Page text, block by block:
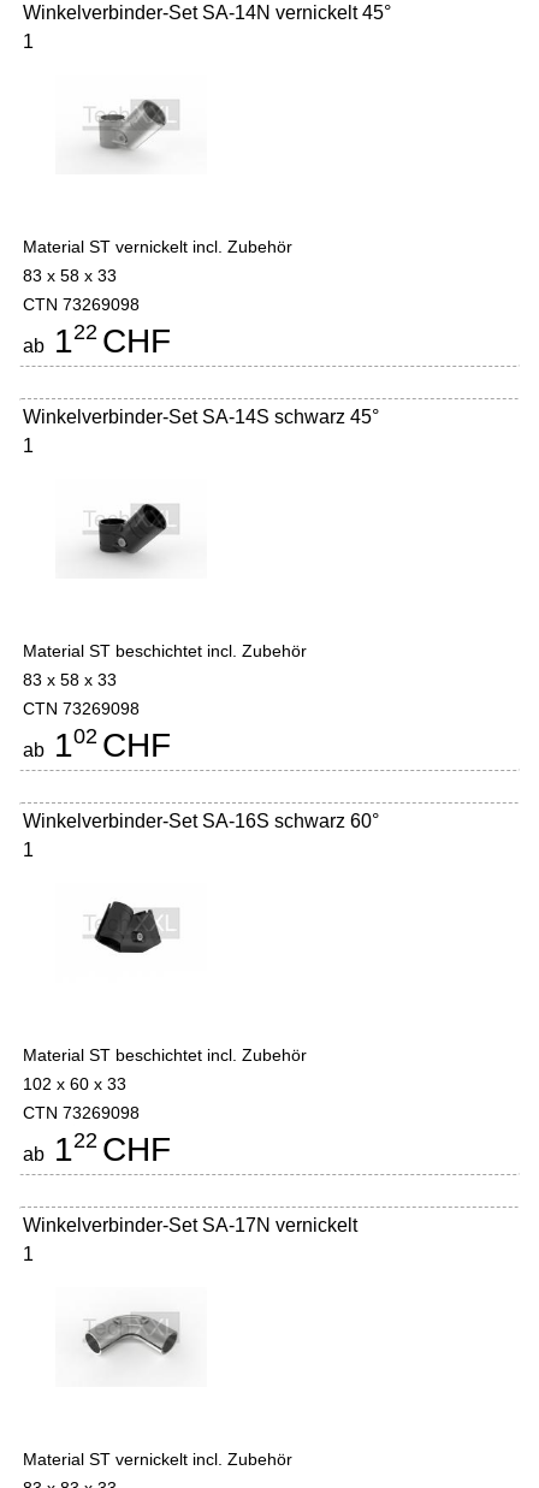
Winkelverbinder-Set SA-14N vernickelt 45°
1
Material ST vernickelt incl. Zubehör
83 x 58 x 33
CTN 73269098
ab 122 CHF
Winkelverbinder-Set SA-14S schwarz 45°
1
Material ST beschichtet incl. Zubehör
83 x 58 x 33
CTN 73269098
ab 102 CHF
Winkelverbinder-Set SA-16S schwarz 60°
1
Material ST beschichtet incl. Zubehör
102 x 60 x 33
CTN 73269098
ab 122 CHF
Winkelverbinder-Set SA-17N vernickelt
1
Material ST vernickelt incl. Zubehör